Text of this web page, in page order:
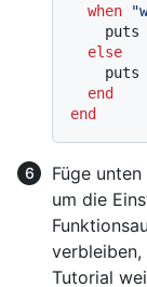
when
    puts
else
    puts
end
end
Füge
um die
Tutorial